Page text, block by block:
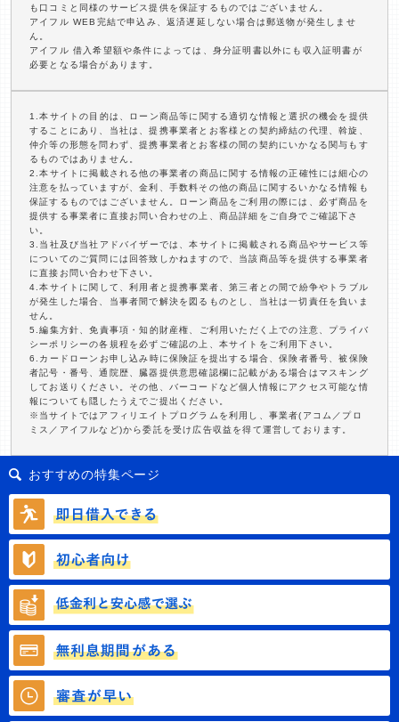
も口コミと同様のサービス提供を保証するものではございません。
アイフル WEB完結で申込み、返済遅延しない場合は郵送物が発生しませ
ん。
アイフル 借入希望額や条件によっては、身分証明書以外にも収入証明書が
必要となる場合があります。
1.本サイトの目的は、ローン商品等に関する適切な情報と選択の機会を提供
することにあり、当社は、提携事業者とお客様との契約締結の代理、斡旋、
仲介等の形態を問わず、提携事業者とお客様の間の契約にいかなる関与もす
るものではありません。
2.本サイトに掲載される他の事業者の商品に関する情報の正確性には細心の
注意を払っていますが、金利、手数料その他の商品に関するいかなる情報も
保証するものではございません。ローン商品をご利用の際には、必ず商品を
提供する事業者に直接お問い合わせの上、商品詳細をご自身でご確認下さ
い。
3.当社及び当社アドバイザーでは、本サイトに掲載される商品やサービス等
についてのご質問には回答致しかねますので、当該商品等を提供する事業者
に直接お問い合わせ下さい。
4.本サイトに関して、利用者と提携事業者、第三者との間で紛争やトラブル
が発生した場合、当事者間で解決を図るものとし、当社は一切責任を負いま
せん。
5.編集方針、免責事項・知的財産権、ご利用いただく上での注意、プライバ
シーポリシーの各規程を必ずご確認の上、本サイトをご利用下さい。
6.カードローンお申し込み時に保険証を提出する場合、保険者番号、被保険
者記号・番号、通院歴、臓器提供意思確認欄に記載がある場合はマスキング
してお送りください。その他、バーコードなど個人情報にアクセス可能な情
報についても隠したうえでご提出ください。
※当サイトではアフィリエイトプログラムを利用し、事業者(アコム／プロ
ミス／アイフルなど)から委託を受け広告収益を得て運営しております。
おすすめの特集ページ